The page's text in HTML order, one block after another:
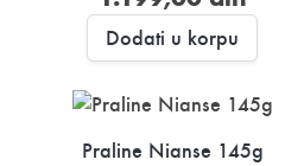
Dodati u korpu
Praline Nianse 145g